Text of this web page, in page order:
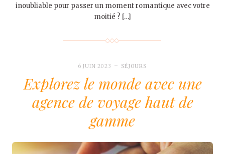
inoubliable pour passer un moment romantique avec votre
moitié ? […]
6 JUIN 2023 SÉJOURS
Explorez le monde avec une
agence de voyage haut de
gamme